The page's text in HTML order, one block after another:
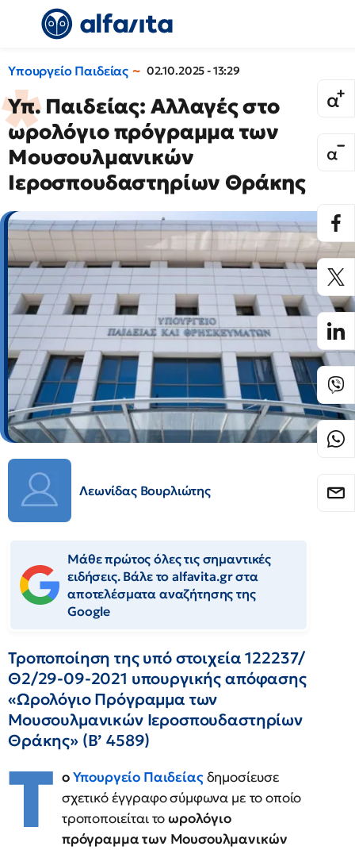
Υπουργείο Παιδείας 02.10.2025 - 13:29
Υπ. Παιδείας: Αλλαγές στο
ωρολόγιο πρόγραμμα των
Μουσουλμανικών
Ιεροσπουδαστηρίων Θράκης
Λεωνίδας Βουρλιώτης
Μάθε πρώτος όλες τις σημαντικές
ειδήσεις. Βάλε το alfavita.gr στα
αποτελέσματα αναζήτησης της
Google
Τροποποίηση της υπό στοιχεία 122237/
Θ2/29-09-2021 υπουργικής απόφασης
«Ωρολόγιο Πρόγραμμα των
Μουσουλμανικών Ιεροσπουδαστηρίων
Θράκης» (Β’ 4589)
Τ οΥπουργείο Παιδείαςδημοσίευσε
σχετικό έγγραφο σύμφωνα με το οποίο
τροποποιείται τοωρολόγιο
πρόγραμμα των Μουσουλμανικών